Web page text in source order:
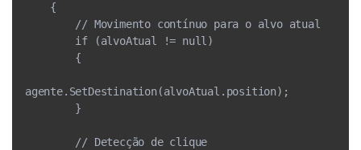
    {
        // Movimento contínuo para o alvo atual
        if (alvoAtual != null)
        {
agente.SetDestination(alvoAtual.position);
        }
        // Detecção de clique